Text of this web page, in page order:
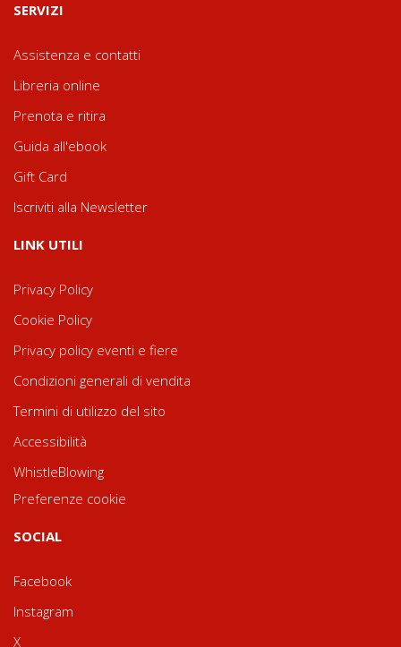
SERVIZI
Assistenza e contatti
Libreria online
Prenota e ritira
Guida all'ebook
Gift Card
Iscriviti alla Newsletter
LINK UTILI
Privacy Policy
Cookie Policy
Privacy policy eventi e fiere
Condizioni generali di vendita
Termini di utilizzo del sito
Accessibilità
WhistleBlowing
Preferenze cookie
SOCIAL
Facebook
Instagram
X